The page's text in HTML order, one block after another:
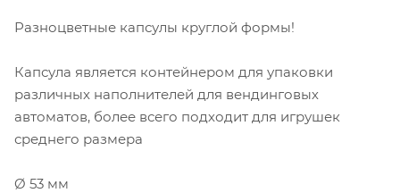
Разноцветные капсулы круглой формы!
Капсула является контейнером для упаковки
различных наполнителей для вендинговых
автоматов, более всего подходит для игрушек
среднего размера
Ø 53 мм